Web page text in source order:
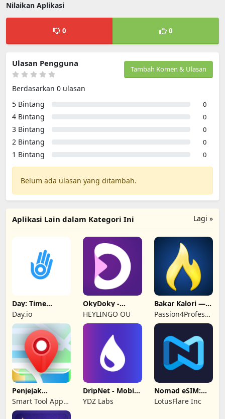
Nilaikan Aplikasi
0 0
Tambah Komen & Ulasan
Ulasan Pengguna
Berdasarkan 0 ulasan
5 Bintang
0
4 Bintang 0
3 Bintang 0
2 Bintang 0
1 Bintang 0
Belum ada ulasan yang ditambah.
Lagi »
Aplikasi Lain dalam Kategori Ini
Day: Time
Tracker & Shifts
Day.io
OkyDoky -
Kursus Bahasa
HEYLINGO OU
Bakar Kalori —
Turun Berat
Badan
Passion4Profession
Apps
Penjejak
Nombor Mudah
Alih
Smart Tool Apps
Tech
DripNet - Mobile
Data Saver
YDZ Labs
Nomad eSIM:
Pelan Data
Prepaid
LotusFlare Inc